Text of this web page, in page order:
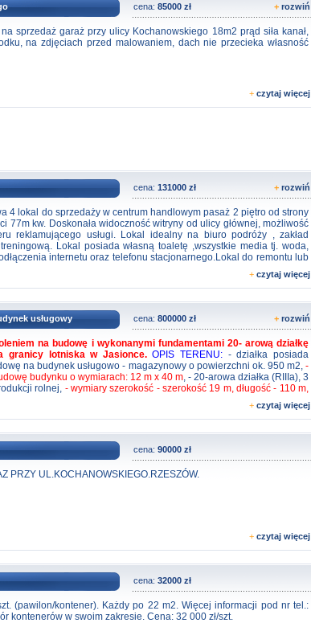
cena: 85000 zł + rozwiń
sprzedaż garaż przy ulicy Kochanowskiego 18m2 prąd siła kanał,
na zdjęciach przed malowaniem, dach nie przecieka własność
+ czytaj więcej
cena: 131000 zł + rozwiń
4 lokal do sprzedaży w centrum handlowym pasaż 2 piętro od strony
77m kw. Doskonała widoczność witryny od ulicy głównej, możliwość
reklamującego usługi. Lokal idealny na biuro podróży , zakład
Lokal posiada własną toaletę ,wszystkie media tj. woda,
internetu oraz telefonu stacjonarnego.Lokal do remontu lub
Możliwość zamiany na mieszkanie w Mielcu Cena sprzedaży 1700zł
na sms.
+ czytaj więcej
usługowy cena: 800000 zł + rozwiń
na budowę i wykonanymi fundamentami 20- arową działkę
granicy lotniska w Jasionce. OPIS TERENU: - działka posiada
na budynek usługowo - magazynowy o powierzchni ok. 950 m2, -
budynku o wymiarach: 12 m x 40 m, - 20-arowa działka (RIIIa), 3
rolnej, - wymiary szerokość - szerokość 19 m, długość - 110 m,
na działkę od południa z drogi asfaltowej publicznej powiatowej,
nie jest narażony na niebezpieczeństwo powodzi ani na osuwanie
- kanalizacja ks200 na działce (za fundamentami), - wodociąg w32 na
drodze powiatowej, - gaz g32 na sąsiedniej dzialce - zgoda na
(słup) niskiego w rogu działki.
OKOLICA:
- 3,7 km - do wjazdu na drogę ekspresową S19, a z niej 2 km
w obrębie 5 km mieszczą się: lotnisko Jasionka, strefa ekonomiczna, -
granic Rzeszowa.Cena 800 000 zł - cena netto
+ czytaj więcej
cena: 90000 zł
PRZY UL.KOCHANOWSKIEGO.RZESZÓW.
+ czytaj więcej
cena: 32000 zł
(pawilon/kontener). Każdy po 22 m2. Więcej informacji pod nr tel.:
kontenerów w swoim zakresie. Cena: 32 000 zł/szt.